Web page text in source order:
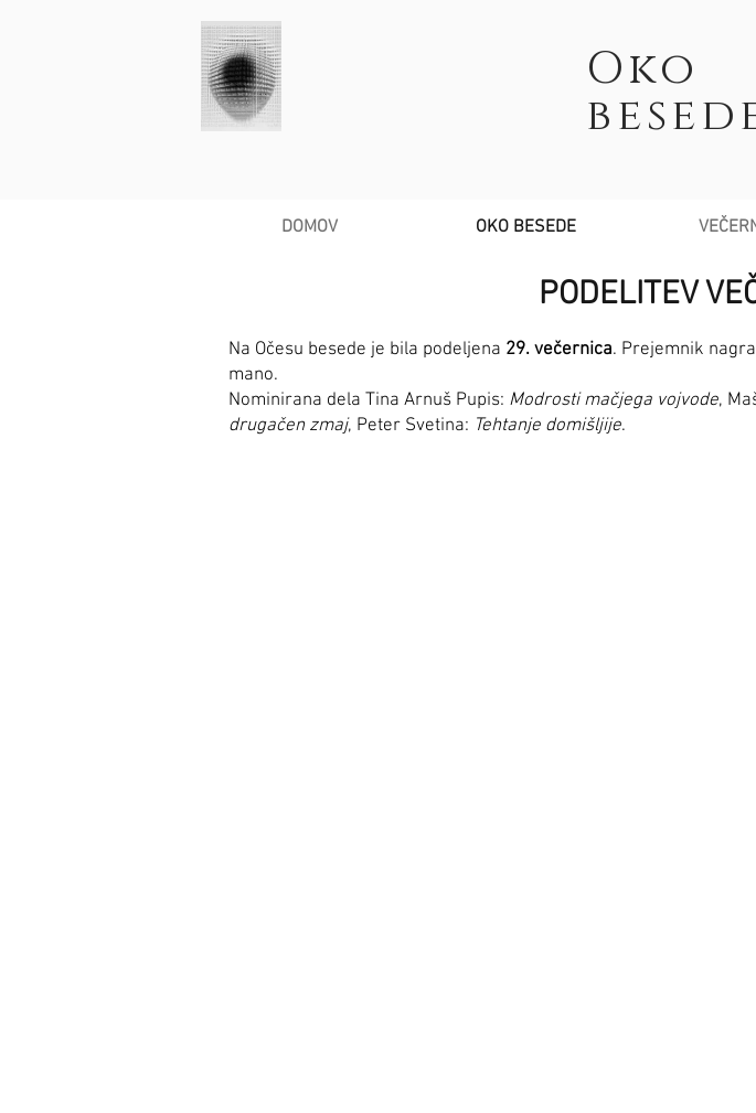
Oko
DOMOV OKO BESEDE
PODELITEV
Na Očesu besede je bila podeljena 29. večernica. Prejemnik
mano.
Nominirana dela Tina Arnuš Pupis: Modrosti mačjega vojvode,
drugačen zmaj, Peter Svetina: Tehtanje domišljije.